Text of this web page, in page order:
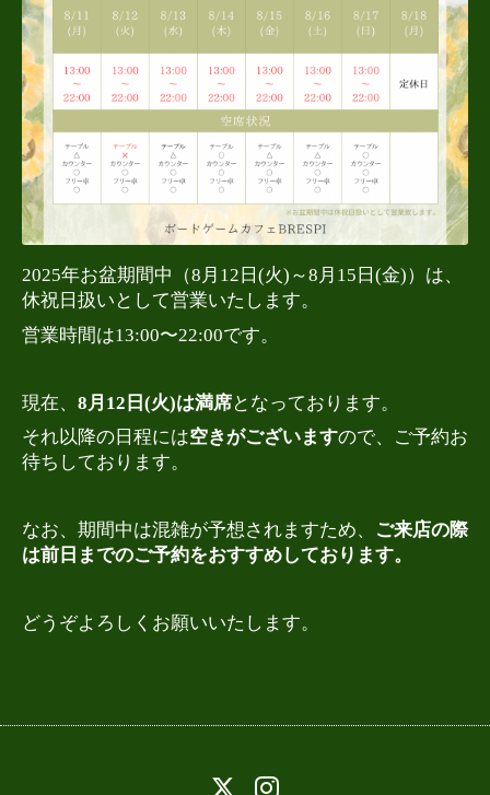
2025年お盆期間中（8月12日(火)～8月15日(金)）は、
休祝日扱いとして営業いたします。
営業時間は13:00〜22:00です。
現在、 8月12日(火)は満席となっております。
それ以降の日程には空きがございますので、ご予約お
待ちしております。
なお、期間中は混雑が予想されますため、
ご来店の際
は前日までのご予約をおすすめしております。
どうぞよろしくお願いいたします。